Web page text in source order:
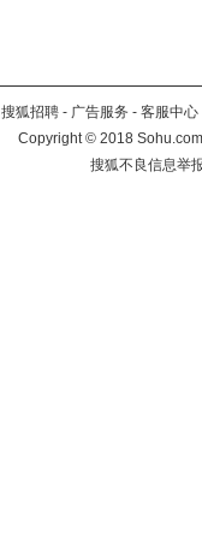
搜狐招聘 - 广告服务 - 客服中心
Copyright©2018
搜狐不良信息举